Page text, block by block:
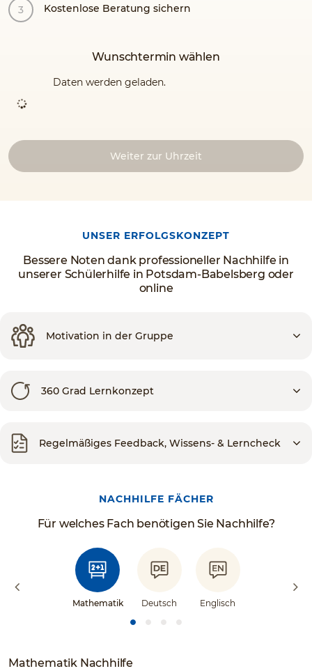
Kostenlose Beratung sichern
Wunschtermin wählen
Daten werden geladen.
Weiter zur Uhrzeit
UNSER ERFOLGSKONZEPT
Bessere Noten dank professioneller Nachhilfe in
unserer Schülerhilfe in Potsdam-Babelsberg oder
online
Motivation in der Gruppe
360 Grad Lernkonzept
Regelmäßiges Feedback, Wissens- & Lerncheck
NACHHILFE FÄCHER
Für welches Fach benötigen Sie Nachhilfe?
Mathematik Deutsch Englisch
Mathematik Nachhilfe